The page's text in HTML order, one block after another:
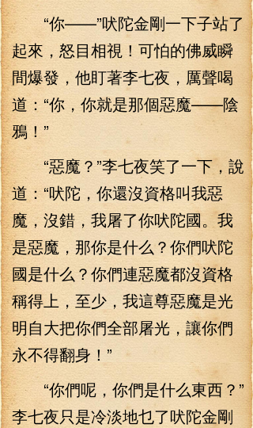
“你——”吠陀金剛一下子站了
起來，怒目相視！可怕的佛威瞬
間爆發，他盯著李七夜，厲聲喝
道：“你，你就是那個惡魔——陰
鴉！”
“惡魔？”李七夜笑了一下，說
道：“吠陀，你還沒資格叫我惡
魔，沒錯，我屠了你吠陀國。我
是惡魔，那你是什么？你們吠陀
國是什么？你們連惡魔都沒資格
稱得上，至少，我這尊惡魔是光
明自大把你們全部屠光，讓你們
永不得翻身！”
“你們呢，你們是什么東西？”
李七夜只是冷淡地乜了吠陀金剛